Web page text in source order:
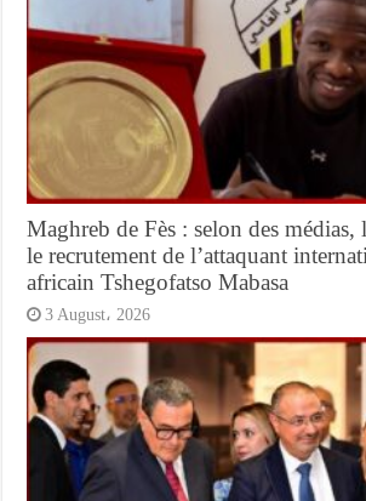
Maghreb de Fès : selon des
le recrutement de l’attaquant
africain Tshegofatso Mabasa
3 August، 2026